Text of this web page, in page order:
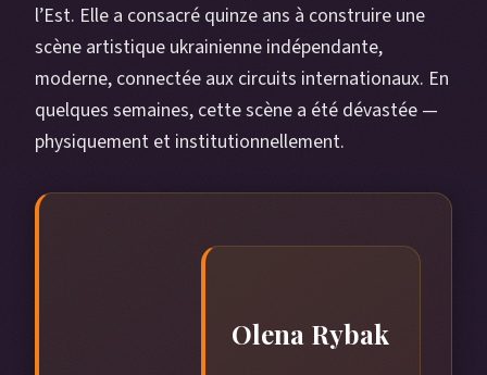
l’Est. Elle a consacré quinze ans à construire une
scène artistique ukrainienne indépendante,
moderne, connectée aux circuits internationaux. En
quelques semaines, cette scène a été dévastée —
physiquement et institutionnellement.
Olena Rybak